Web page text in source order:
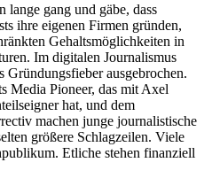
lange gang und gäbe, dass
ihre eigenen Firmen gründen,
Gehaltsmöglichkeiten in
Im digitalen Journalismus
ausgebrochen.
Media Pioneer, das mit Axel
hat, und dem
machen junge journalistische
größere Schlagzeilen. Viele
Etliche stehen finanziell